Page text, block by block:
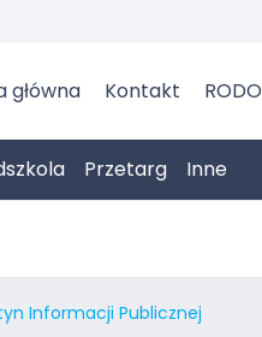
główna Kontakt RODO
Przetarg Inne
Informacji Publicznej